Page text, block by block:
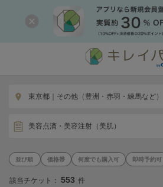
東京都｜その他（豊洲・赤羽・練馬など
美容点滴・美容注射（美肌）
価格帯 何度でも購入可 即時予約可
該当チケット： 553 件